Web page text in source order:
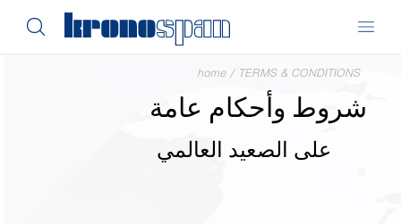
home / TERMS & CONDITIONS
شروط وأحكام عامة
على الصعيد العالمي